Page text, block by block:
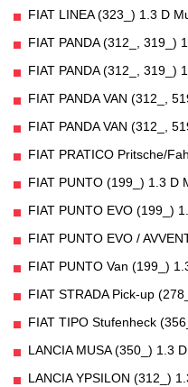
FIAT LINEA (323_) 1.3 D
FIAT PANDA (312_, 319_)
FIAT PANDA (312_, 319_)
FIAT PANDA VAN (312_,
FIAT PANDA VAN (312_,
FIAT PRATICO Pritsche/
FIAT PUNTO (199_) 1.3 D
FIAT PUNTO EVO (199_)
FIAT PUNTO EVO /
FIAT PUNTO Van (199_)
FIAT STRADA Pick-up
FIAT TIPO Stufenheck
LANCIA MUSA (350_) 1.3
LANCIA YPSILON (312_)